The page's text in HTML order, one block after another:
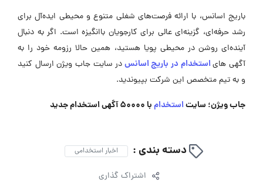
باریج اسانس، با ارائه فرصت‌های شغلی متنوع و محیطی ایده‌آل برای
رشد حرفه‌ای، گزینه‌ای عالی برای کارجویان باانگیزه است. اگر به دنبال
آینده‌ای روشن در محیطی پویا هستید، همین حالا رزومه خود را به
آگهی ‌هایاستخدام در باریج اسانسدر سایت جاب ویژن ارسال کنید
و به تیم متخصص این شرکت بپیوندید.
جاب ویژن؛ سایتاستخدامبا 50000 آگهی استخدام جدید
دسته بندی : اخبار استخدامی
اشتراک گذاری